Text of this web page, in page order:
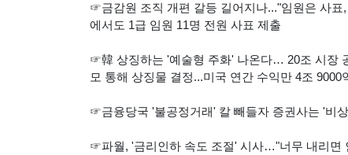
☞금감원 조직 개편 갈등 길어지나..."임원은 사표
에서도 1급 임원 11명 전원 사표 제출
☞韓 상징하는 '예술형 주화' 나온다… 20조 시장
모 통해 상징물 결정...미국 연간 수익만 4조 9000
☞금융당국 '불공정거래' 칼 빼들자 증권사는 '비
☞파월, '금리인하 속도 조절' 시사…"너무 내리면